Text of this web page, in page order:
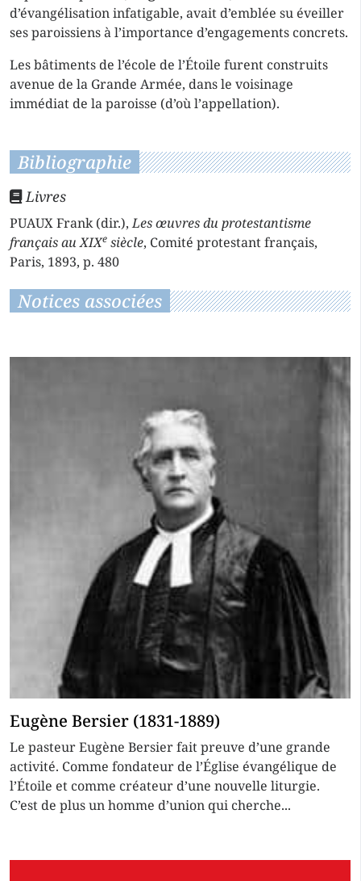
d’évangélisation infatigable, avait d’emblée su éveiller
ses paroissiens à l’importance d’engagements concrets.
Les bâtiments de l’école de l’Étoile furent construits
avenue de la Grande Armée, dans le voisinage
immédiat de la paroisse (d’où l’appellation).
Bibliographie
Livres
PUAUX Frank (dir.),Les œuvres du protestantisme
français au XIXe siècle, Comité protestant français,
Paris, 1893, p. 480
Notices associées
Eugène Bersier (1831-1889)
Le pasteur Eugène Bersier fait preuve d’une grande
activité. Comme fondateur de l’Église évangélique de
l’Étoile et comme créateur d’une nouvelle liturgie.
C’est de plus un homme d’union qui cherche...